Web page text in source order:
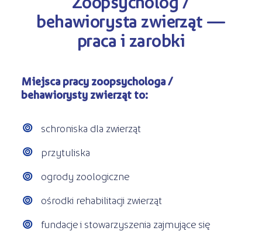
behawiorysta zwierząt —
praca i zarobki
Miejsca pracy zoopsychologa /
behawiorysty zwierząt to:
schroniska dla zwierząt
przytuliska
ogrody zoologiczne
ośrodki rehabilitacji zwierząt
fundacje i stowarzyszenia zajmujące się